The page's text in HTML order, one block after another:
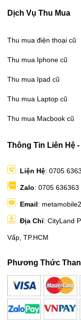
Dịch Vụ Thu Mua
Thu mua điện thoại cũ
Thu mua Iphone cũ
Thu mua Ipad cũ
Thu mua Laptop cũ
Thu mua Macbook cũ
Thông Tin Liên Hệ
Liện Hệ: 0705
Zalo: 0705 636363
Email:
Địa Chỉ: CityLand
Vấp, TP.HCM
Phương Thức